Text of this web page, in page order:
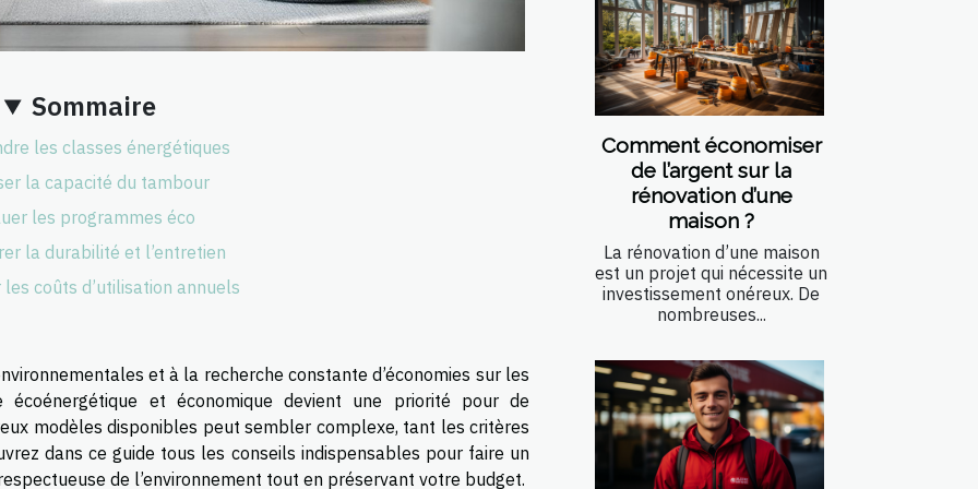
Sommaire
les classes énergétiques
la capacité du tambour
les programmes éco
la durabilité et l’entretien
coûts d’utilisation annuels
et à la recherche constante d’économies sur les
écoénergétique et économique devient une priorité pour de
modèles disponibles peut sembler complexe, tant les critères
dans ce guide tous les conseils indispensables pour faire un
de l’environnement tout en préservant votre budget.
Comment économiser
de l’argent sur la
rénovation d’une
maison ?
La rénovation d’une maison
est un projet qui nécessite un
investissement onéreux. De
nombreuses...